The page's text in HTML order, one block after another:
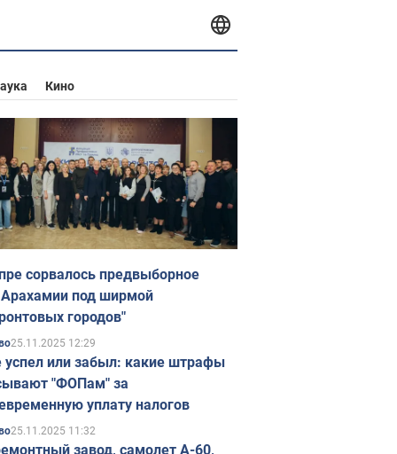
Кино
сорвалось предвыборное
Арахамии под ширмой
городов"
25.11.2025 12:29
успел или забыл: какие штрафы
"ФОПам" за
уплату налогов
25.11.2025 11:32
завод, самолет А-60,